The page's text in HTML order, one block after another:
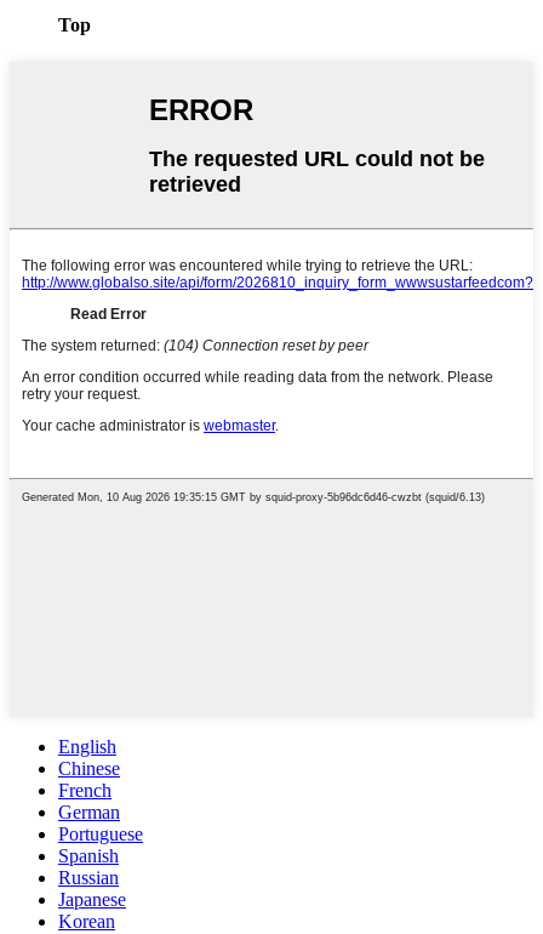
Top
English
Chinese
French
German
Portuguese
Spanish
Russian
Japanese
Korean